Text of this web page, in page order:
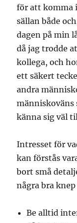
för att komma
sällan både
dagen på min
då jag trodde
kollega, och
ett säkert
andra
känna sig väl
Intresset för
kan förstås
bort små
några bra
Be alltid